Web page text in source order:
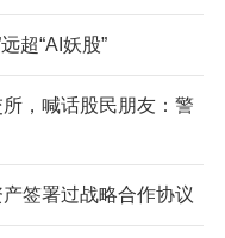
超“AI妖股”
，喊话股民朋友：警
签署过战略合作协议